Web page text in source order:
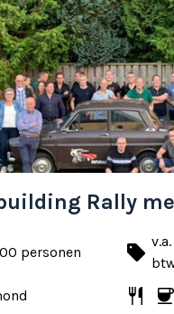
Rally
personen local_offer
restaurant coffee